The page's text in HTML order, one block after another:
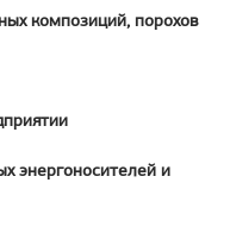
композиций, порохов
энергоносителей и